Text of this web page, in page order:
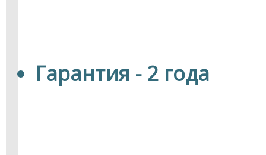
Гарантия - 2 года